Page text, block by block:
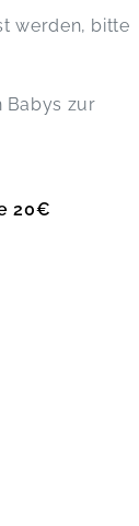
werden, bitte
Babys zur
20€